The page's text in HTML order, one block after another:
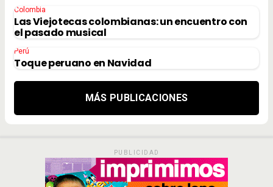
Colombia
Las Viejotecas colombianas: un encuentro con
el pasado musical
Perú
Toque peruano en Navidad
MÁS PUBLICACIONES
PUBLICIDAD